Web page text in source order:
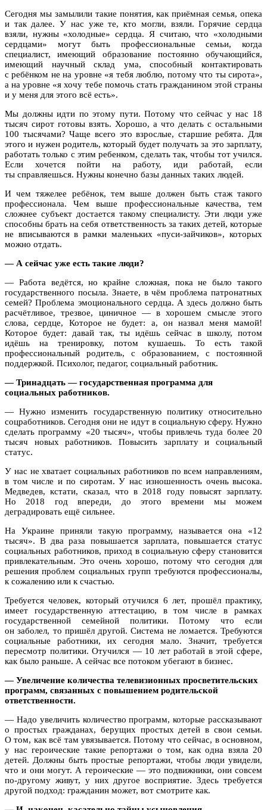
Сегодня мы замылили такие понятия, как приёмная семья, опека
и так далее. У нас уже те, кто могли, взяли. Горячие сердца
взяли, нужны «холодные» сердца. Я считаю, что «холодными
сердцами» могут быть профессиональные семьи, когда
специалист, имеющий образование постоянно обучающийся,
имеющий научный склад ума, способный контактировать
с ребёнком не на уровне «я тебя люблю, потому что ты сирота»,
а на уровне «я хочу тебе помочь стать гражданином этой страны
и у меня для этого всё есть».
Мы должны идти по этому пути. Потому что сейчас у нас 18
тысяч сирот готовы взять. Хорошо, а что делать с остальными
100 тысячами? Чаще всего это взрослые, старшие ребята. Для
этого и нужен родитель, который будет получать за это зарплату,
работать только с этим ребенком, сделать так, чтобы тот учился.
Если хочется пойти на работу, иди работай, если
ты справляешься. Нужны конечно базы данных таких людей.
И чем тяжелее ребёнок, тем выше должен быть стаж такого
профессионала. Чем выше профессиональные качества, тем
сложнее субъект достается такому специалисту. Эти люди уже
способны брать на себя ответственность за таких детей, которые
не вписываются в рамки маленьких «пуси-зайчиков», которых
можно отдать.
— А сейчас уже есть такие люди?
— Работа ведётся, но крайне сложная, пока не было такого
государственного посыла. Знаете, в чём проблема патронатных
семей? Проблема эмоционального сердца. А здесь должно быть
расчётливое, трезвое, циничное — в хорошем смысле этого
слова, сердце, Которое не будет: а, он назвал меня мамой!
Которое будет: давай так, ты идёшь сейчас в школу, потом
идёшь на тренировку, потом кушаешь. То есть такой
профессиональный родитель, с образованием, с постоянной
поддержкой. Психолог, педагог, социальный работник.
— Тринадцать — государственная программа для
социальных работников.
— Нужно изменить государственную политику относительно
соцработников. Сегодня они не идут в социальную сферу. Нужно
сделать программу «20 тысяч», чтобы привлечь туда более 20
тысяч новых работников. Повысить зарплату и социальный
статус.
У нас не хватает социальных работников по всем направлениям,
в том числе и по сиротам. У нас изношенность очень высока.
Медведев, кстати, сказал, что в 2018 году повысят зарплату.
Но 2018 год впереди, до этого времени мы можем
деградировать ещё сильнее.
На Украине приняли такую программу, называется она «12
тысяч». В два раза повышается зарплата, повышается статус
социальных работников, приход в социальную сферу становится
привлекательным. Это очень хорошо, потому что сегодня для
решения проблем социальных групп требуются профессионалы,
к сожалению или к счастью.
Требуется человек, который отучился 6 лет, прошёл практику,
имеет государственную аттестацию, в том числе в рамках
государственной семейной политики. Потому что если
он заболел, то пришёл другой. Система не ломается. Требуются
социальные работники, их сегодня мало. Значит, требуется
пересмотр политики. Отучился — 10 лет работай в этой сфере,
как было раньше. А сейчас все потоком убегают в бизнес.
— Увеличение количества телевизионных просветительских
программ, связанных с повышением родительской
ответственности.
— Надо увеличить количество программ, которые рассказывают
о простых гражданах, берущих простых детей в свои семьи.
О том, как всё там увязывается. Потому что сейчас, в основном,
у нас героические такие репортажи о том, как одна взяла 20
детей. Должны быть простые репортажи, чтобы люди увидели,
что и они могут. А героические — это подвижники, они совсем
по-другому живут, у них другое восприятие. Здесь требуется
другой подход: гражданин может, вот смотрите как.